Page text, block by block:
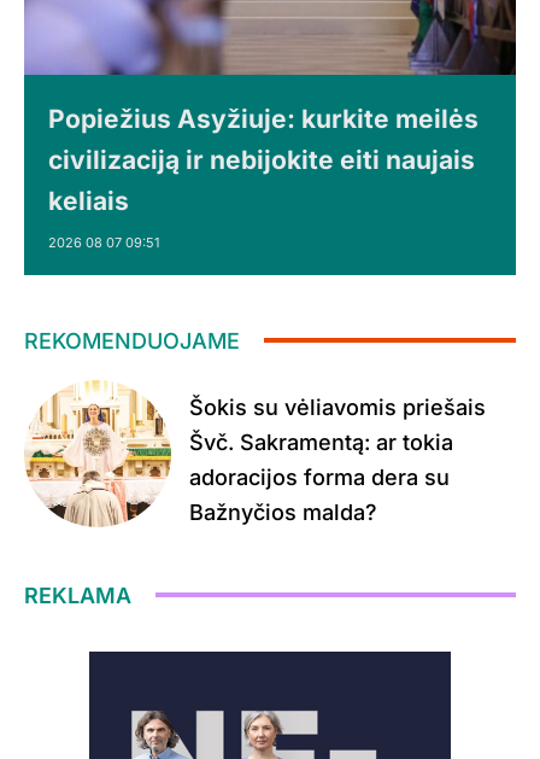
Popiežius Asyžiuje: kurkite meilės
civilizaciją ir nebijokite eiti naujais
keliais
2026 08 07 09:51
REKOMENDUOJAME
Šokis su vėliavomis priešais
Švč. Sakramentą: ar tokia
adoracijos forma dera su
Bažnyčios malda?
REKLAMA